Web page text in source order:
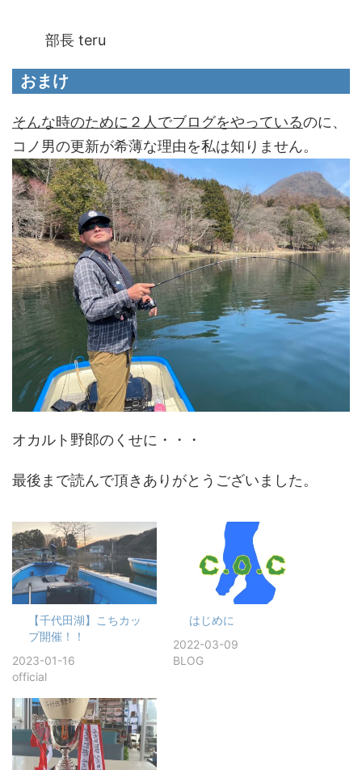
部長 teru
おまけ
そんな時のために２人でブログをやっているのに、
コノ男の更新が希薄な理由を私は知りません。
オカルト野郎のくせに・・・
最後まで読んで頂きありがとうございました。
【千代田湖】こちカッ
プ開催！！
2023-01-16
official
はじめに
2022-03-09
BLOG